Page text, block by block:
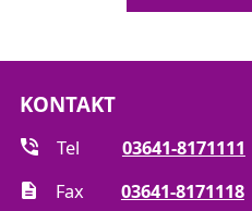
KONTAKT
Tel
03641-8171111
Fax
03641-8171118